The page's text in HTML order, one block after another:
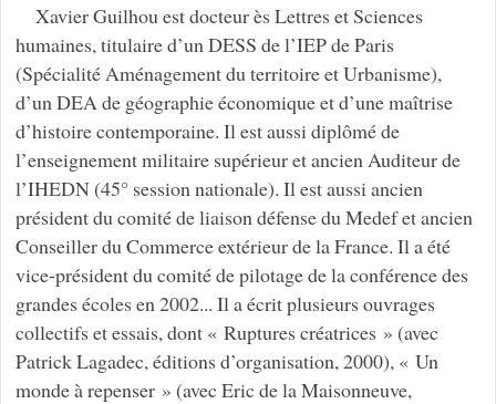
Xavier Guilhou est docteur ès Lettres et Sciences
humaines, titulaire d’un DESS de l’IEP de Paris
(Spécialité Aménagement du territoire et Urbanisme),
d’un DEA de géographie économique et d’une maîtrise
d’histoire contemporaine. Il est aussi diplômé de
l’enseignement militaire supérieur et ancien Auditeur de
l’IHEDN (45° session nationale). Il est aussi ancien
président du comité de liaison défense du Medef et ancien
Conseiller du Commerce extérieur de la France. Il a été
vice-président du comité de pilotage de la conférence des
grandes écoles en 2002... Il a écrit plusieurs ouvrages
collectifs et essais, dont « Ruptures créatrices » (avec
Patrick Lagadec, éditions d’organisation, 2000), « Un
monde à repenser » (avec Eric de la Maisonneuve,